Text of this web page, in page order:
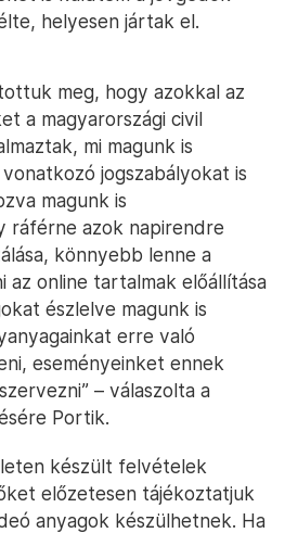
helyesen jártak el.
meg, hogy azokkal az
a magyarországi civil
mi magunk is
jogszabályokat is
magunk is
ráférne azok napirendre
könnyebb lenne a
az online tartalmak előállítása
észlelve magunk is
erre való
eseményeinket ennek
– válaszolta a
Portik.
készült felvételek
előzetesen tájékoztatjuk
anyagok készülhetnek. Ha